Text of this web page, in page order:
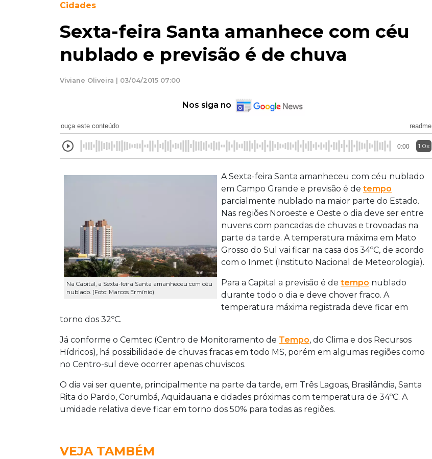
Cidades
Sexta-feira Santa amanhece com céu
nublado e previsão é de chuva
Viviane Oliveira | 03/04/2015 07:00
Nos siga no
ouça este conteúdo readme
0:00 1.0x
Na Capital, a Sexta-feira Santa amanheceu com céu
nublado. (Foto: Marcos Ermínio)
A Sexta-feira Santa amanheceu com céu nublado
em Campo Grande e previsão é de tempo
parcialmente nublado na maior parte do Estado.
Nas regiões Noroeste e Oeste o dia deve ser entre
nuvens com pancadas de chuvas e trovoadas na
parte da tarde. A temperatura máxima em Mato
Grosso do Sul vai ficar na casa dos 34ºC, de acordo
com o Inmet (Instituto Nacional de Meteorologia).
Para a Capital a previsão é de tempo nublado
durante todo o dia e deve chover fraco. A
temperatura máxima registrada deve ficar em
torno dos 32ºC.
Já conforme o Cemtec (Centro de Monitoramento de Tempo, do Clima e dos Recursos
Hídricos), há possibilidade de chuvas fracas em todo MS, porém em algumas regiões como
no Centro-sul deve ocorrer apenas chuviscos.
O dia vai ser quente, principalmente na parte da tarde, em Três Lagoas, Brasilândia, Santa
Rita do Pardo, Corumbá, Aquidauana e cidades próximas com temperatura de 34ºC. A
umidade relativa deve ficar em torno dos 50% para todas as regiões.
VEJA TAMBÉM